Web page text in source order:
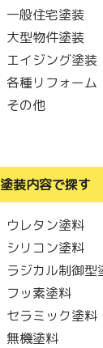
一般住宅塗装
大型物件塗装
エイジング塗装
各種リフォーム
その他
塗装内容で探す
ウレタン塗料
シリコン塗料
ラジカル制御型
フッ素塗料
セラミック塗料
無機塗料